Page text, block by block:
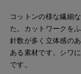
コットンの様な繊細
た。カットワークを
針数が多く立体感の
ある素材です。シワ
です。